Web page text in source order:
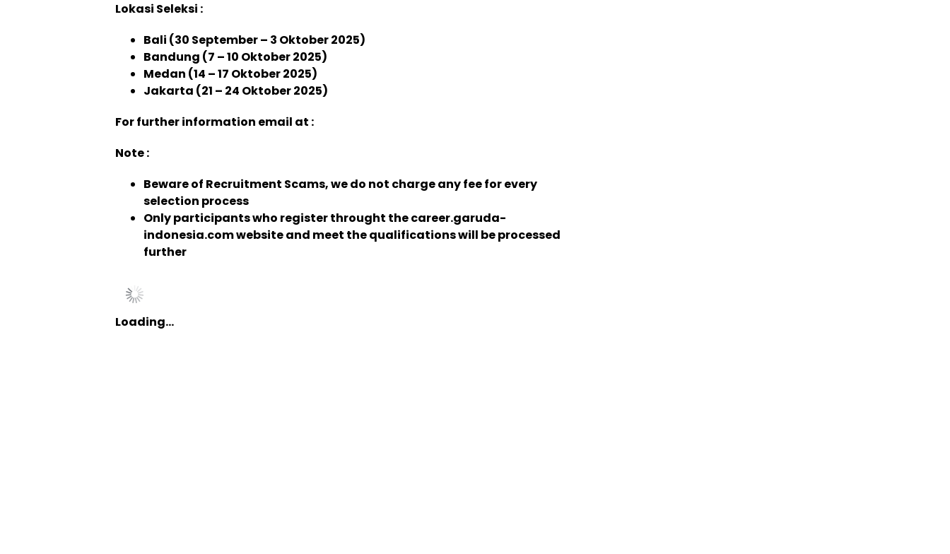
Lokasi Seleksi :
Bali (30 September – 3 Oktober 2025)
Bandung (7 – 10 Oktober 2025)
Medan (14 – 17 Oktober 2025)
Jakarta (21 – 24 Oktober 2025)
For further information email at :
Note :
Beware of Recruitment Scams, we do not charge any fee for every
selection process
Only participants who register throught the career.garuda-
indonesia.com website and meet the qualifications will be processed
further
Loading…